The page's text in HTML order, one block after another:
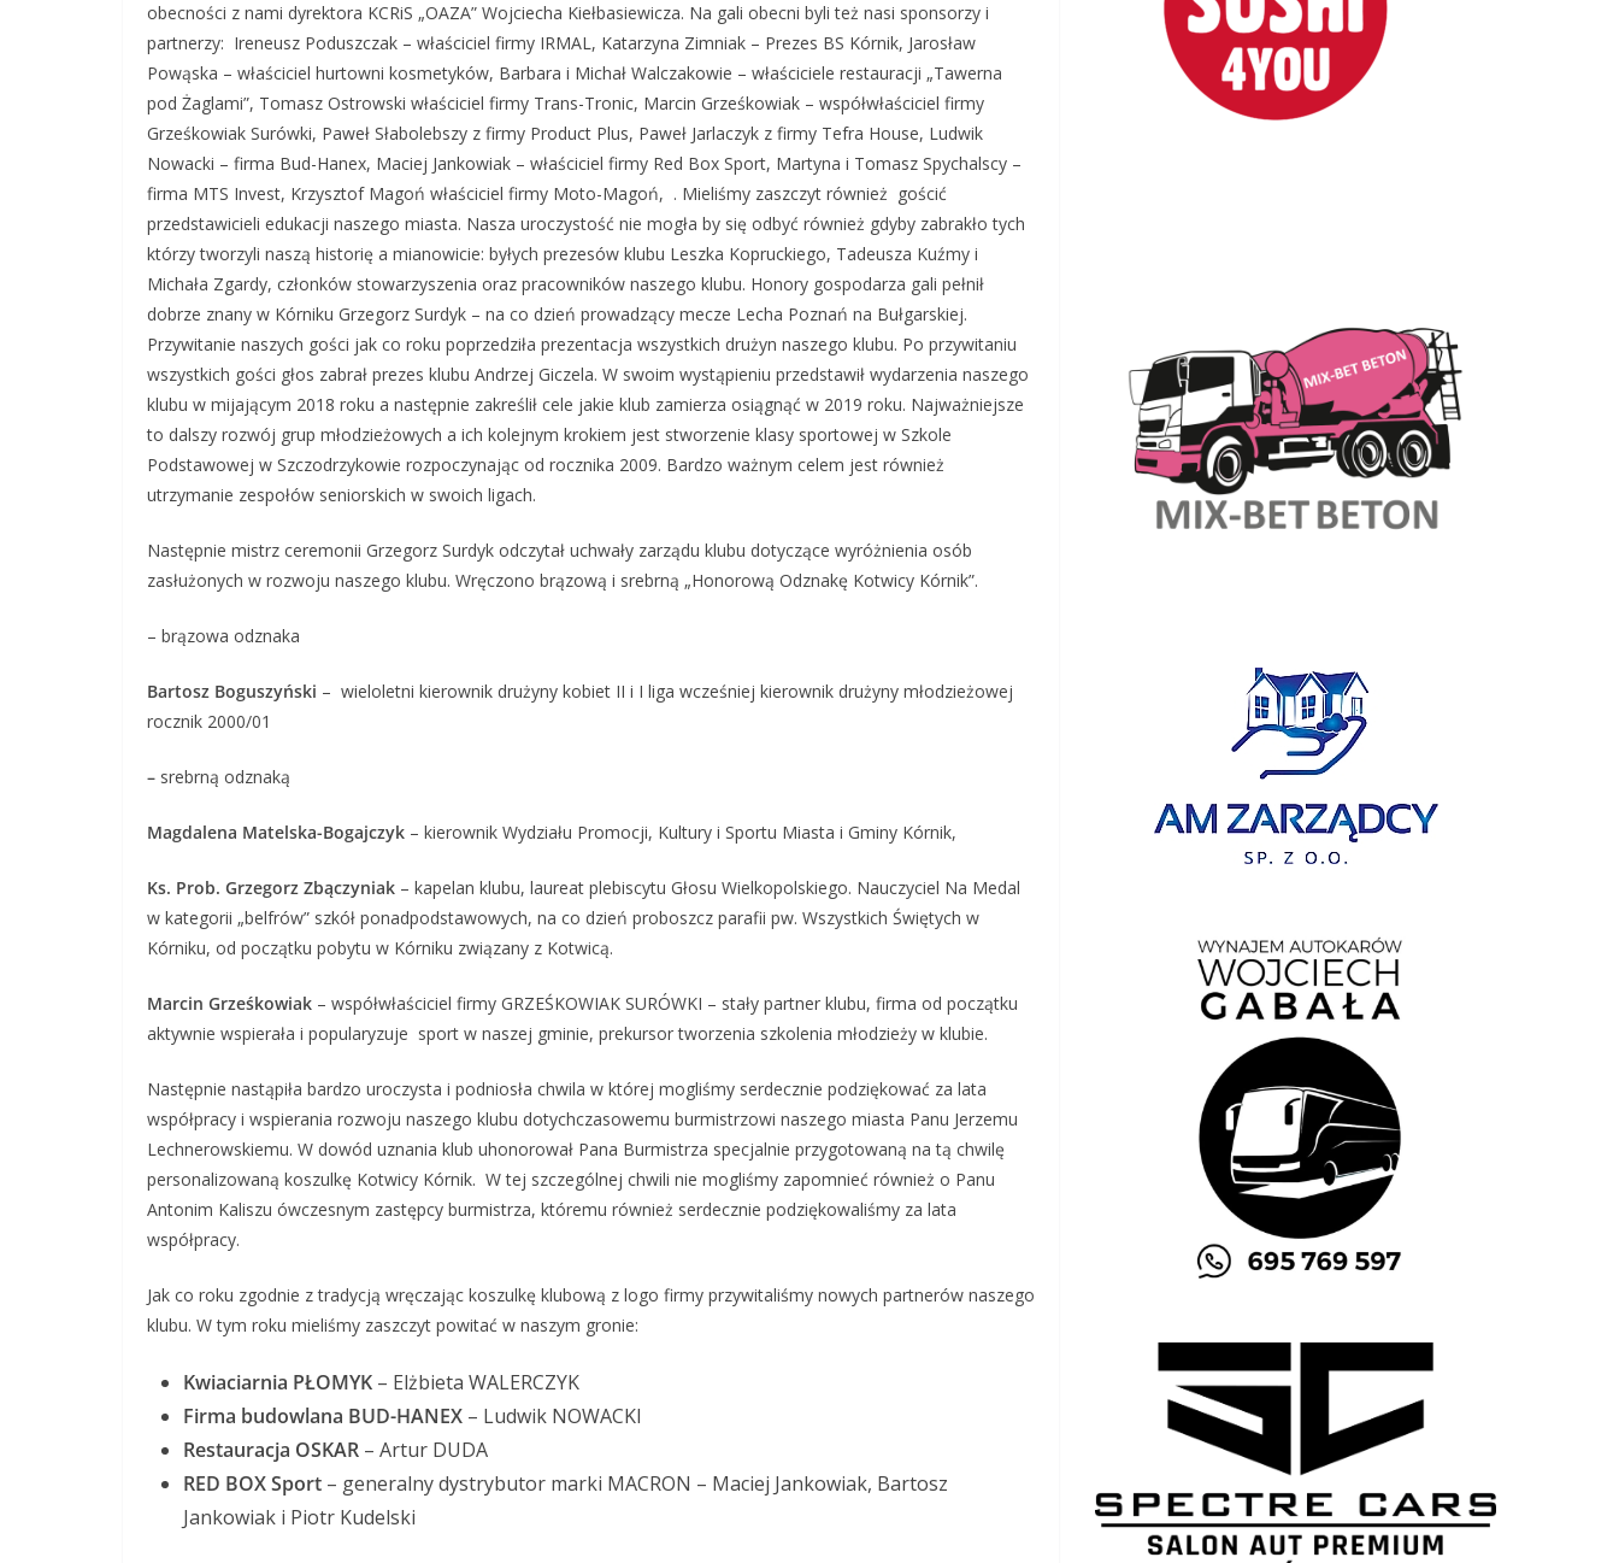
obecności z nami dyrektora KCRiS „OAZA” Wojciecha Kiełbasiewicza. Na gali obecni byli też nasi sponsorzy i
partnerzy: Ireneusz Poduszczak – właściciel firmy IRMAL, Katarzyna Zimniak – Prezes BS Kórnik, Jarosław
Powąska – właściciel hurtowni kosmetyków, Barbara i Michał Walczakowie – właściciele restauracji „Tawerna
pod Żaglami”, Tomasz Ostrowski właściciel firmy Trans-Tronic, Marcin Grześkowiak – współwłaściciel firmy
Grześkowiak Surówki, Paweł Słabolebszy z firmy Product Plus, Paweł Jarlaczyk z firmy Tefra House, Ludwik
Nowacki – firma Bud-Hanex, Maciej Jankowiak – właściciel firmy Red Box Sport, Martyna i Tomasz Spychalscy –
firma MTS Invest, Krzysztof Magoń właściciel firmy Moto-Magoń, . Mieliśmy zaszczyt również gościć
przedstawicieli edukacji naszego miasta. Nasza uroczystość nie mogła by się odbyć również gdyby zabrakło tych
którzy tworzyli naszą historię a mianowicie: byłych prezesów klubu Leszka Kopruckiego, Tadeusza Kuźmy i
Michała Zgardy, członków stowarzyszenia oraz pracowników naszego klubu. Honory gospodarza gali pełnił
dobrze znany w Kórniku Grzegorz Surdyk – na co dzień prowadzący mecze Lecha Poznań na Bułgarskiej.
Przywitanie naszych gości jak co roku poprzedziła prezentacja wszystkich drużyn naszego klubu. Po przywitaniu
wszystkich gości głos zabrał prezes klubu Andrzej Giczela. W swoim wystąpieniu przedstawił wydarzenia naszego
klubu w mijającym 2018 roku a następnie zakreślił cele jakie klub zamierza osiągnąć w 2019 roku. Najważniejsze
to dalszy rozwój grup młodzieżowych a ich kolejnym krokiem jest stworzenie klasy sportowej w Szkole
Podstawowej w Szczodrzykowie rozpoczynając od rocznika 2009. Bardzo ważnym celem jest również
utrzymanie zespołów seniorskich w swoich ligach.
Następnie mistrz ceremonii Grzegorz Surdyk odczytał uchwały zarządu klubu dotyczące wyróżnienia osób
zasłużonych w rozwoju naszego klubu. Wręczono brązową i srebrną „Honorową Odznakę Kotwicy Kórnik”.
– brązowa odznaka
Bartosz Boguszyński – wieloletni kierownik drużyny kobiet II i I liga wcześniej kierownik drużyny młodzieżowej
rocznik 2000/01
– srebrną odznaką
Magdalena Matelska-Bogajczyk – kierownik Wydziału Promocji, Kultury i Sportu Miasta i Gminy Kórnik,
Ks. Prob. Grzegorz Zbączyniak – kapelan klubu, laureat plebiscytu Głosu Wielkopolskiego. Nauczyciel Na Medal
w kategorii „belfrów” szkół ponadpodstawowych, na co dzień proboszcz parafii pw. Wszystkich Świętych w
Kórniku, od początku pobytu w Kórniku związany z Kotwicą.
Marcin Grześkowiak – współwłaściciel firmy GRZEŚKOWIAK SURÓWKI – stały partner klubu, firma od początku
aktywnie wspierała i popularyzuje sport w naszej gminie, prekursor tworzenia szkolenia młodzieży w klubie.
Następnie nastąpiła bardzo uroczysta i podniosła chwila w której mogliśmy serdecznie podziękować za lata
współpracy i wspierania rozwoju naszego klubu dotychczasowemu burmistrzowi naszego miasta Panu Jerzemu
Lechnerowskiemu. W dowód uznania klub uhonorował Pana Burmistrza specjalnie przygotowaną na tą chwilę
personalizowaną koszulkę Kotwicy Kórnik. W tej szczególnej chwili nie mogliśmy zapomnieć również o Panu
Antonim Kaliszu ówczesnym zastępcy burmistrza, któremu również serdecznie podziękowaliśmy za lata
współpracy.
Jak co roku zgodnie z tradycją wręczając koszulkę klubową z logo firmy przywitaliśmy nowych partnerów naszego
klubu. W tym roku mieliśmy zaszczyt powitać w naszym gronie:
Kwiaciarnia PŁOMYK – Elżbieta WALERCZYK
Firma budowlana BUD-HANEX – Ludwik NOWACKI
Restauracja OSKAR – Artur DUDA
RED BOX Sport – generalny dystrybutor marki MACRON – Maciej Jankowiak, Bartosz
Jankowiak i Piotr Kudelski